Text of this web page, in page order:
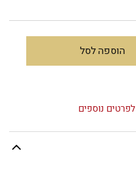
הוספה לסל
לפרטים נוספים